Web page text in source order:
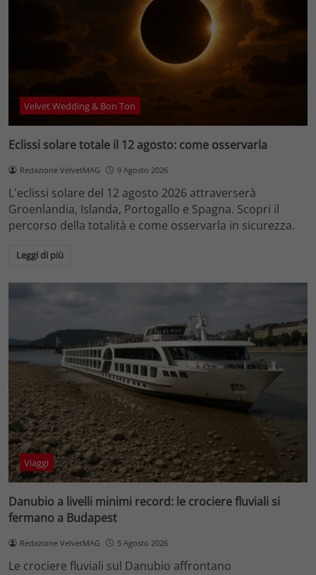
Velvet Wedding & Bon Ton
Eclissi solare totale il 12 agosto: come osservarla
Redazione VelvetMAG 9 Agosto 2026
L'eclissi solare del 12 agosto 2026 attraverserà
Groenlandia, Islanda, Portogallo e Spagna. Scopri il
percorso della totalità e come osservarla in sicurezza.
Leggi di più
Viaggi
Danubio a livelli minimi record: le crociere fluviali si
fermano a Budapest
Redazione VelvetMAG 5 Agosto 2026
Le crociere fluviali sul Danubio affrontano